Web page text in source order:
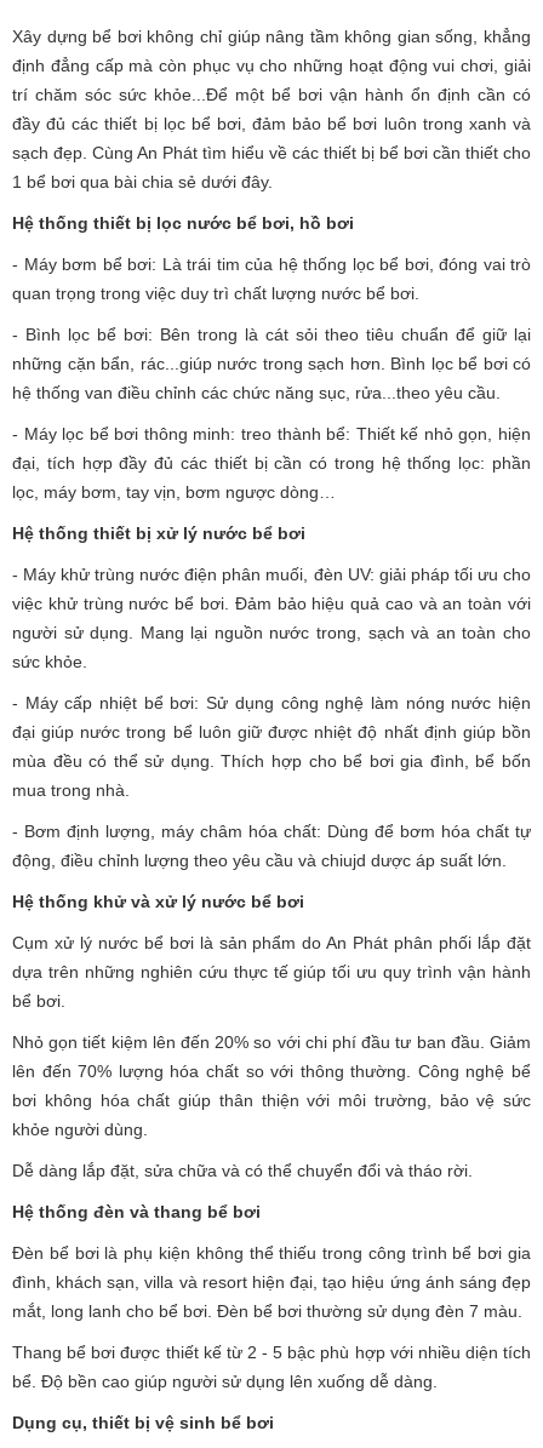
Xây dựng bể bơi không chỉ giúp nâng tầm không gian sống, khẳng
định đẳng cấp mà còn phục vụ cho những hoạt động vui chơi, giải
trí chăm sóc sức khỏe...Để một bể bơi vận hành ổn định cần có
đầy đủ các thiết bị lọc bể bơi, đảm bảo bể bơi luôn trong xanh và
sạch đẹp. Cùng An Phát tìm hiểu về các thiết bị bể bơi cần thiết cho
1 bể bơi qua bài chia sẻ dưới đây.
Hệ thống thiết bị lọc nước bể bơi, hồ bơi
- Máy bơm bể bơi: Là trái tim của hệ thống lọc bể bơi, đóng vai trò
quan trọng trong việc duy trì chất lượng nước bể bơi.
- Bình lọc bể bơi: Bên trong là cát sỏi theo tiêu chuẩn để giữ lại
những cặn bẩn, rác...giúp nước trong sạch hơn. Bình lọc bể bơi có
hệ thống van điều chỉnh các chức năng sục, rửa...theo yêu cầu.
- Máy lọc bể bơi thông minh: treo thành bể: Thiết kế nhỏ gọn, hiện
đại, tích hợp đầy đủ các thiết bị cần có trong hệ thống lọc: phần
lọc, máy bơm, tay vịn, bơm ngược dòng…
Hệ thống thiết bị xử lý nước bể bơi
- Máy khử trùng nước điện phân muối, đèn UV: giải pháp tối ưu cho
việc khử trùng nước bể bơi. Đảm bảo hiệu quả cao và an toàn với
người sử dụng. Mang lại nguồn nước trong, sạch và an toàn cho
sức khỏe.
- Máy cấp nhiệt bể bơi: Sử dụng công nghệ làm nóng nước hiện
đại giúp nước trong bể luôn giữ được nhiệt độ nhất định giúp bồn
mùa đều có thể sử dụng. Thích hợp cho bể bơi gia đình, bể bốn
mua trong nhà.
- Bơm định lượng, máy châm hóa chất: Dùng để bơm hóa chất tự
động, điều chỉnh lượng theo yêu cầu và chiujd dược áp suất lớn.
Hệ thống khử và xử lý nước bể bơi
Cụm xử lý nước bể bơi là sản phẩm do An Phát phân phối lắp đặt
dựa trên những nghiên cứu thực tế giúp tối ưu quy trình vận hành
bể bơi.
Nhỏ gọn tiết kiệm lên đến 20% so với chi phí đầu tư ban đầu. Giảm
lên đến 70% lượng hóa chất so với thông thường. Công nghệ bể
bơi không hóa chất giúp thân thiện với môi trường, bảo vệ sức
khỏe người dùng.
Dễ dàng lắp đặt, sửa chữa và có thể chuyển đổi và tháo rời.
Hệ thống đèn và thang bể bơi
Đèn bể bơi là phụ kiện không thể thiếu trong công trình bể bơi gia
đình, khách sạn, villa và resort hiện đại, tạo hiệu ứng ánh sáng đẹp
mắt, long lanh cho bể bơi. Đèn bể bơi thường sử dụng đèn 7 màu.
Thang bể bơi được thiết kế từ 2 - 5 bậc phù hợp với nhiều diện tích
bể. Độ bền cao giúp người sử dụng lên xuống dễ dàng.
Dụng cụ, thiết bị vệ sinh bể bơi